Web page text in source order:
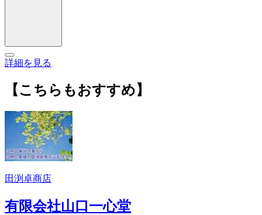
詳細を見る
【こちらもおすすめ】
田渕卓商店
有限会社山口一心堂